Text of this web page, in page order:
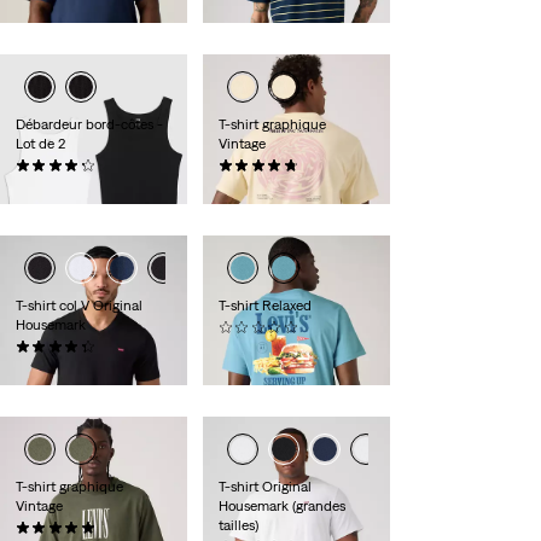
29,95 €
Price
is
Price
was
Débardeur bord-côtes -
Lot de 2
T-shirt graphique
Vintage
(4)
34,95 €
T-shirt col V Original
Housemark
(124)
24,95 €
T-shirt Relaxed
(0)
34,95 €
T-shirt graphique
Vintage
(2)
T-shirt Original
Housemark (grandes
tailles)